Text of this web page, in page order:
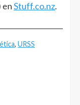
enStuff.co.nz.
, URSS